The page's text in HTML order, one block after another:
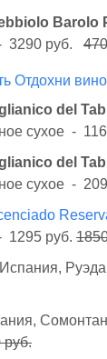
Barolo
3290 руб.
del
сухое -
del
сухое -
1295 руб.
руб.